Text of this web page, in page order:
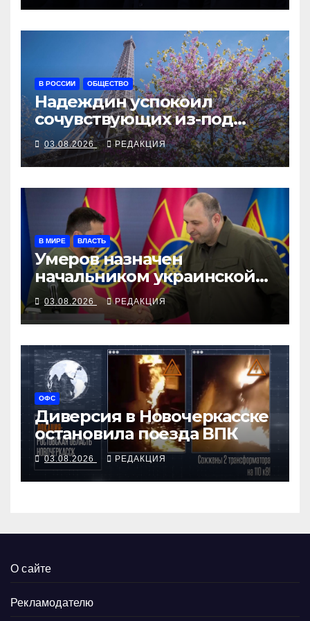
В РОССИИ ОБЩЕСТВО
Надеждин успокоил
сочувствующих из-под
Эйфелевой башни
03.08.2026 РЕДАКЦИЯ
В МИРЕ ВЛАСТЬ
Умеров назначен
начальником украинской
внешней разведки
03.08.2026 РЕДАКЦИЯ
ОФС
Диверсия в Новочеркасске
остановила поезда ВПК
03.08.2026 РЕДАКЦИЯ
О сайте
Рекламодателю